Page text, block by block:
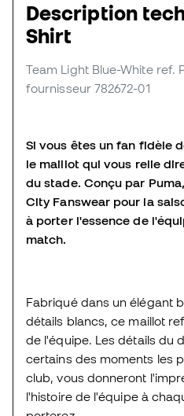
Description
Shirt
Team Light Blue-White ref.
fournisseur 782672-01
Si vous êtes un fan fidèle
le maillot qui vous relie
du stade. Conçu par
City Fanswear pour la
à porter l'essence de
match.
Fabriqué dans un élégant
détails blancs, ce maillot
de l'équipe. Les détails du
certains des moments les
club, vous donneront
l'histoire de l'équipe à